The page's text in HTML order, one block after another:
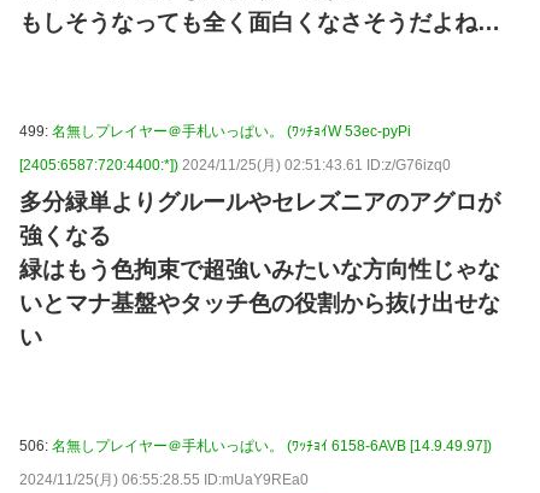
もしそうなっても全く面白くなさそうだよね…
499: 名無しプレイヤー＠手札いっぱい。 (ﾜｯﾁｮｲW 53ec-pyPi
[2405:6587:720:4400:*]) 2024/11/25(月) 02:51:43.61 ID:z/G76izq0
多分緑単よりグルールやセレズニアのアグロが
強くなる
緑はもう色拘束で超強いみたいな方向性じゃな
いとマナ基盤やタッチ色の役割から抜け出せな
い
506: 名無しプレイヤー＠手札いっぱい。 (ﾜｯﾁｮｲ 6158-6AVB [14.9.49.97])
2024/11/25(月) 06:55:28.55 ID:mUaY9REa0